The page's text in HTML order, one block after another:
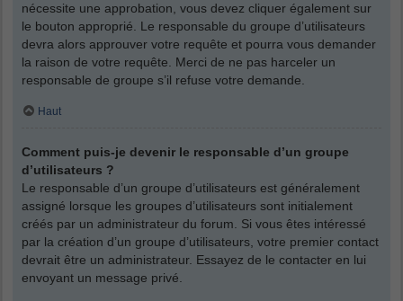
nécessite une approbation, vous devez cliquer également sur
le bouton approprié. Le responsable du groupe d’utilisateurs
devra alors approuver votre requête et pourra vous demander
la raison de votre requête. Merci de ne pas harceler un
responsable de groupe s’il refuse votre demande.
Haut
Comment puis-je devenir le responsable d’un groupe
d’utilisateurs ?
Le responsable d’un groupe d’utilisateurs est généralement
assigné lorsque les groupes d’utilisateurs sont initialement
créés par un administrateur du forum. Si vous êtes intéressé
par la création d’un groupe d’utilisateurs, votre premier contact
devrait être un administrateur. Essayez de le contacter en lui
envoyant un message privé.